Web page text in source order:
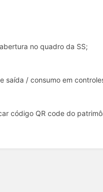
no quadro da SS;
saída / consumo em
código QR code do